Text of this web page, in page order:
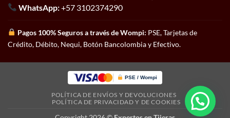
WhatsApp:+57 3102374290
Pagos 100% Seguros a través de Wompi: PSE, Tarjetas de
Crédito, Débito, Nequi, Botón Bancolombia y Efectivo.
PSE / Wompi
POLÍTICA DE ENVÍOS Y DEVOLUCIONES
POLÍTICA DE PRIVACIDAD Y DE COOKIES